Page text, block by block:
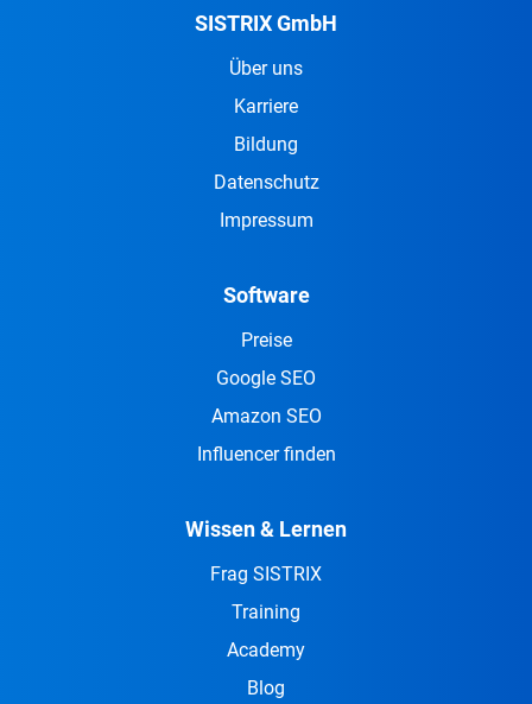
SISTRIX GmbH
Über uns
Karriere
Bildung
Datenschutz
Impressum
Software
Preise
Google SEO
Amazon SEO
Influencer finden
Wissen & Lernen
Frag SISTRIX
Training
Academy
Blog